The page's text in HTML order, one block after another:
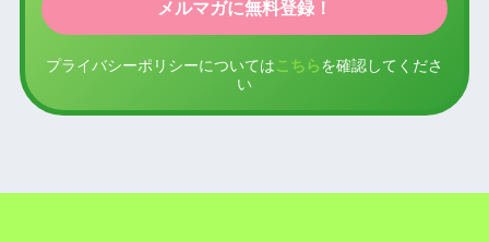
プライバシーポリシーについては こちら を確認してくださ
い